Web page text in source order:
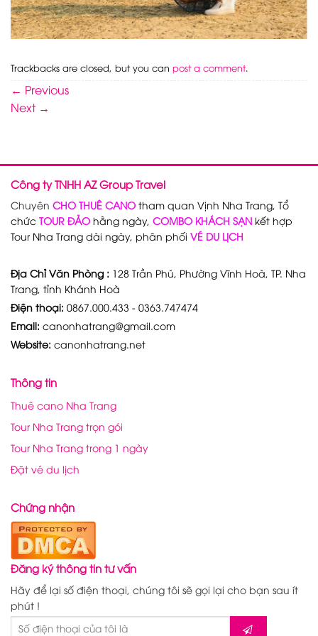
Trackbacks are closed, but you can post a comment.
← Previous
Next →
Công ty TNHH AZ Group Travel
Chuyên CHO THUÊ CANO tham quan Vịnh Nha Trang, Tổ
chức TOUR ĐẢO hằng ngày, COMBO KHÁCH SẠN kết hợp
Tour Nha Trang dài ngày, phân phối VÉ DU LỊCH
Địa Chỉ Văn Phòng : 128 Trần Phú, Phường Vĩnh Hoà, TP. Nha
Trang, tỉnh Khánh Hoà
Điện thoại: 0867.000.433 - 0363.747474
Email: canonhatrang@gmail.com
Website: canonhatrang.net
Thông tin
Thuê cano Nha Trang
Tour Nha Trang trọn gói
Tour Nha Trang trong 1 ngày
Đặt vé du lịch
Chứng nhận
Đăng ký thông tin tư vấn
Hãy để lại số điện thoại, chúng tôi sẽ gọi lại cho bạn sau ít
phút !